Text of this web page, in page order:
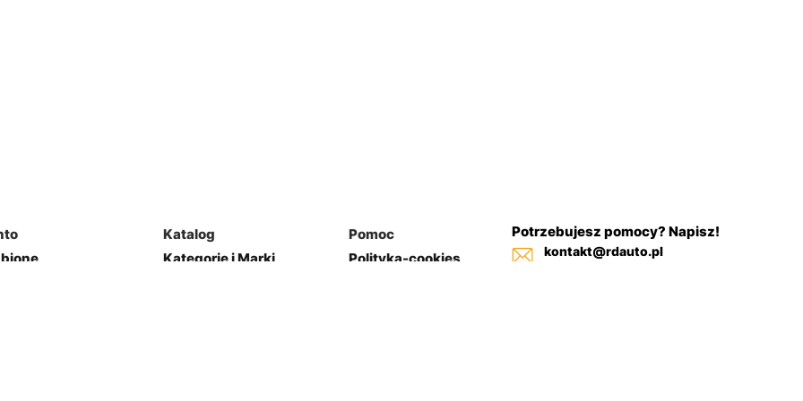
Katalog
Kategorie i Marki
Pomoc
Polityka-cookies
Potrzebujesz pomocy? Napisz!
kontakt@rdauto.pl